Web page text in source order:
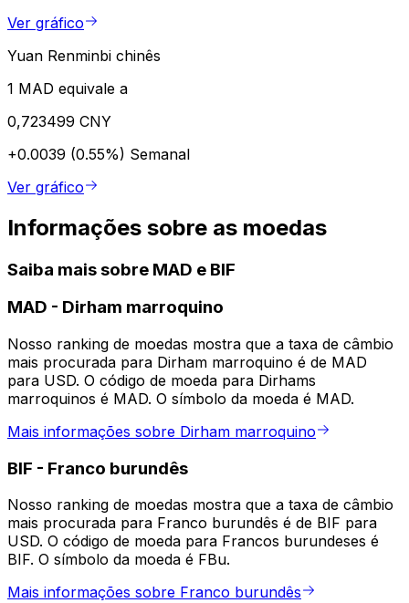
Ver gráfico
Yuan Renminbi chinês
1 MAD equivale a
0,723499 CNY
+0.0039 (0.55%) Semanal
Ver gráfico
Informações sobre as moedas
Saiba mais sobre MAD e BIF
MAD - Dirham marroquino
Nosso ranking de moedas mostra que a taxa de câmbio
mais procurada para Dirham marroquino é de MAD
para USD. O código de moeda para Dirhams
marroquinos é MAD. O símbolo da moeda é MAD.
Mais informações sobre Dirham marroquino
BIF - Franco burundês
Nosso ranking de moedas mostra que a taxa de câmbio
mais procurada para Franco burundês é de BIF para
USD. O código de moeda para Francos burundeses é
BIF. O símbolo da moeda é FBu.
Mais informações sobre Franco burundês